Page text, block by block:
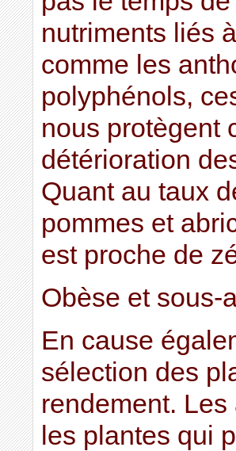
nutriments liés
comme les
polyphénols,
nous protègent
détérioration
Quant au taux
pommes et
est proche de
Obèse et sous-
En cause
sélection des
rendement.
les plantes qui